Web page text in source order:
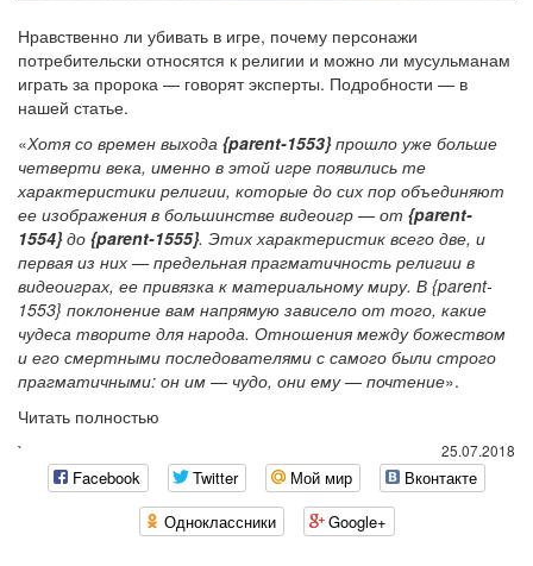
Нравственно ли убивать в игре, почему персонажи
потребительски относятся к религии и можно ли мусульманам
играть за пророка — говорят эксперты. Подробности — в
нашей статье.
«Хотя со времен выхода {parent-1553}прошло уже больше
четверти века, именно в этой игре появились те
характеристики религии, которые до сих пор объединяют
ее изображения в большинстве видеоигр — от {parent-
1554}до {parent-1555}. Этих характеристик всего две, и
первая из них — предельная прагматичность религии в
видеоиграх, ее привязка к материальному миру. В {parent-
1553} поклонение вам напрямую зависело от того, какие
чудеса творите для народа. Отношения между божеством
и его смертными последователями с самого были строго
прагматичными: он им — чудо, они ему — почтение».
Читать полностью
25.07.2018
`
Facebook Twitter Мой мир
Вконтакте
Одноклассники
Google+